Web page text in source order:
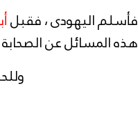
فأسلم اليهودى ، فقبل
هذه المسائل عن
وللحديث